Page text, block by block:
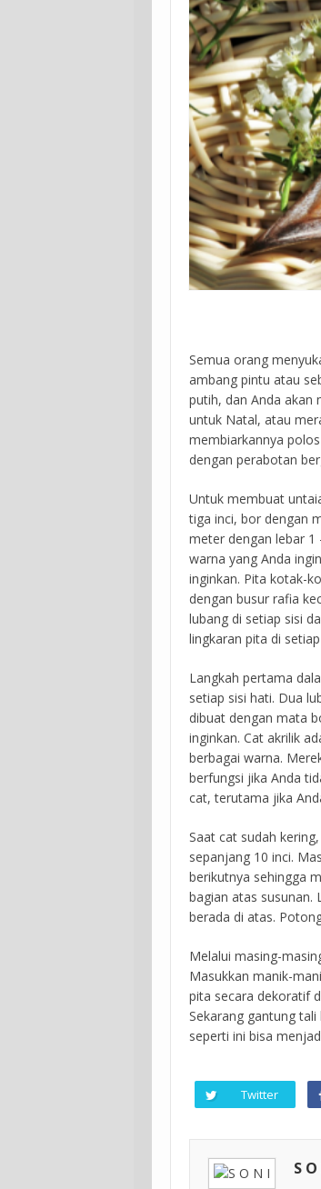
Semua orang
ambang pintu atau
putih, dan Anda akan
untuk Natal, atau
membiarkannya
dengan perabotan
Untuk membuat
tiga inci, bor dengan
meter dengan lebar 1
warna yang Anda
inginkan. Pita kotak-
dengan busur rafia
lubang di setiap sisi
lingkaran pita di
Langkah pertama
setiap sisi hati. Dua
dibuat dengan mata
inginkan. Cat akrilik
berbagai warna.
berfungsi jika Anda
cat, terutama jika
Saat cat sudah
sepanjang 10 inci.
berikutnya sehingga
bagian atas susunan.
berada di atas.
Melalui masing-
Masukkan manik-
pita secara dekoratif
Sekarang gantung
seperti ini bisa
Twitter
S